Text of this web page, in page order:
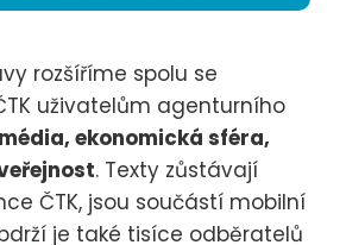
rozšíříme spolu se
uživatelům agenturního
média, ekonomická sféra,
. Texty zůstávají
ČTK, jsou součástí mobilní
je také tisíce odběratelů